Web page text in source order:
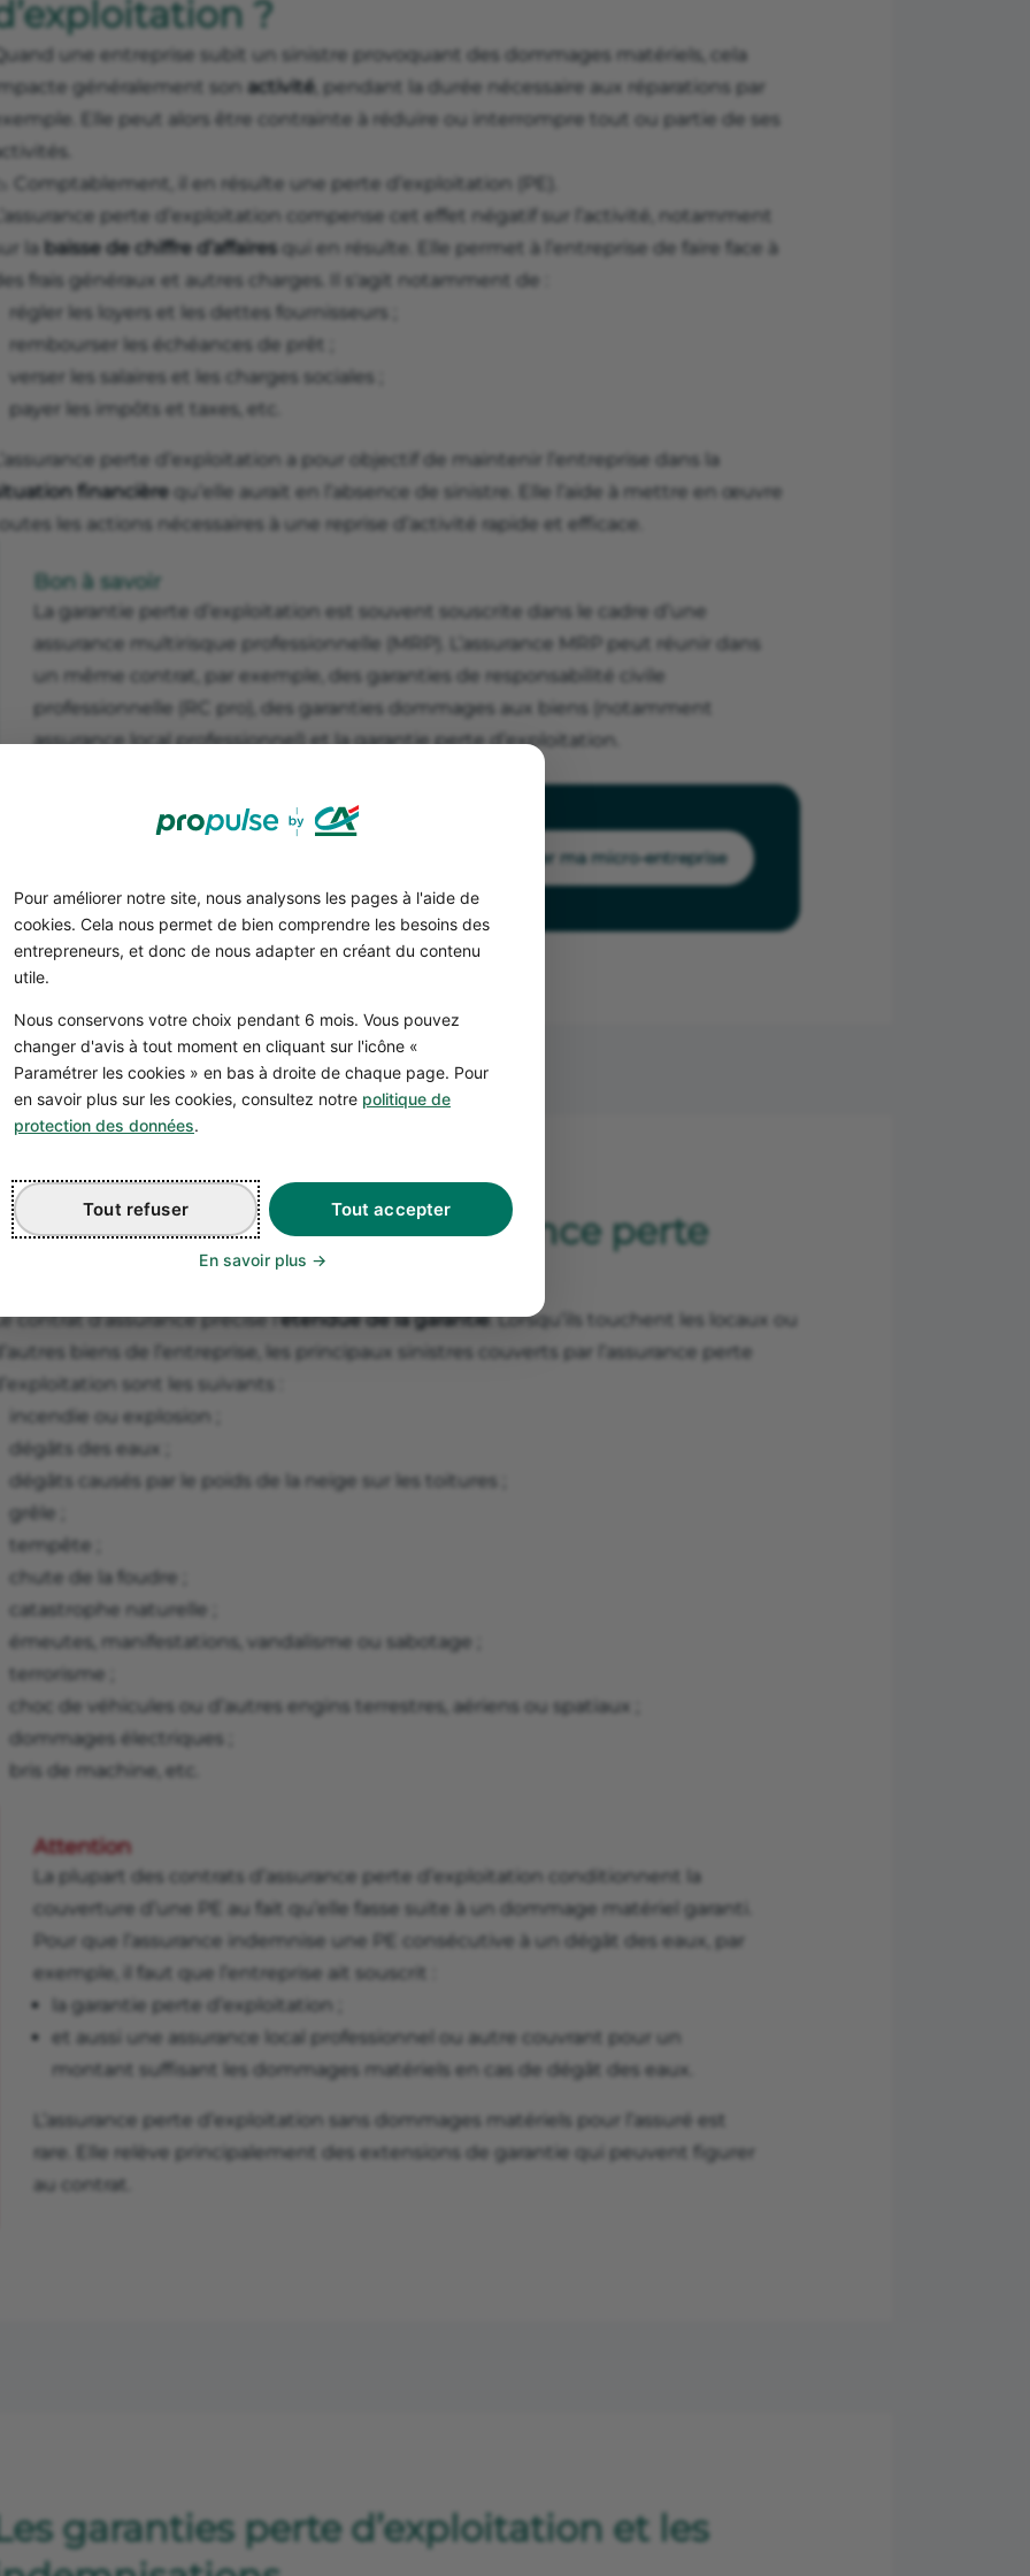
Pour améliorer notre site, nous analysons les pages à l'aide de
cookies. Cela nous permet de bien comprendre les besoins des
entrepreneurs, et donc de nous adapter en créant du contenu
utile.
Nous conservons votre choix pendant 6 mois. Vous pouvez
changer d'avis à tout moment en cliquant sur l'icône «
Paramétrer les cookies » en bas à droite de chaque page. Pour
en savoir plus sur les cookies, consultez notre politique de
protection des données.
Tout accepter
Tout refuser
En savoir plus
?
une entreprise subit un sinistre provoquant des dommages matériels, cela
généralement son activité , pendant la durée nécessaire aux réparations par
Elle peut alors être contrainte à réduire ou interrompre tout ou partie de ses
Comptablement, il en résulte une perte d’exploitation (PE).
perte d’exploitation compense cet effet négatif sur l’activité, notamment
la baisse de chiffre d’affairesqui en résulte. Elle permet à l’entreprise de faire face à
frais généraux et autres charges. Il s'agit notamment de :
régler les loyers et les dettes fournisseurs ;
rembourser les échéances de prêt ;
verser les salaires et les charges sociales ;
payer les impôts et taxes, etc.
perte d’exploitation a pour objectif de maintenir l’entreprise dans la
financière qu’elle aurait en l’absence de sinistre. Elle l’aide à mettre en œuvre
les actions nécessaires à une reprise d’activité rapide et efficace.
Bon à savoir
La garantie perte d’exploitation est souvent souscrite dans le cadre d’une
assurance multirisque professionnelle (MRP). L’assurance MRP peut réunir dans
un même contrat, par exemple, des garanties de responsabilité civile
professionnelle (RC pro), des garanties dommages aux biens (notamment
assurance local professionnel) et la garantie perte d’exploitation.
Créer votre micro-entreprise
Créer ma micro-entreprise
couverts par l’assurance perte
contrat d’assurance précise l’étendue de la garantie. Lorsqu’ils touchent les locaux ou
biens de l’entreprise, les principaux sinistres couverts par l’assurance perte
sont les suivants :
incendie ou explosion ;
dégâts des eaux ;
dégâts causés par le poids de la neige sur les toitures ;
grêle ;
tempête ;
chute de la foudre ;
catastrophe naturelle ;
émeutes, manifestations, vandalisme ou sabotage ;
terrorisme ;
choc de véhicules ou d’autres engins terrestres, aériens ou spatiaux ;
dommages électriques ;
bris de machine, etc.
Attention
La plupart des contrats d’assurance perte d’exploitation conditionnent la
couverture d’une PE au fait qu’elle fasse suite à un dommage matériel garanti.
Pour que l’assurance indemnise une PE consécutive à un dégât des eaux, par
exemple, il faut que l’entreprise ait souscrit :
la garantie perte d’exploitation ;
et aussi une assurance local professionnel ou autre couvrant pour un
montant suffisant les dommages matériels en cas de dégât des eaux.
L’assurance perte d’exploitation sans dommages matériels pour l’assuré est
rare. Elle relève principalement des extensions de garantie qui peuvent figurer
au contrat.
garanties perte d’exploitation et les